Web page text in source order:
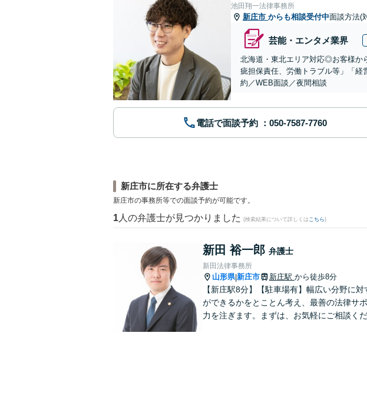
池田翔一法律事務所
新庄市 からも相談受付中面談方法(
芸能・エンタメ業界
北海道・東北エリア対応◎お客様か
疵担保責任、労働トラブル等」「
約／WEB面談／夜間相談
電話で面談予約
新庄市に所在する弁護士
新庄市の事務所等での面談予約が可能です。
1 人の弁護士が見つかりました (検索結果について詳しくは こちら)
新田 裕一郎 弁護士
新田法律事務所
山形県|新庄市 新庄駅 から徒歩8分
【新庄駅8分】【駐車場有】幅広い分野に
ができるかをとことん考え、最善の法律サ
力を注ぎます。まずは、お気軽にご相談くだ